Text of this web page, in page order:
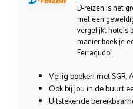
D-reizen is het
met een
vergelijkt hotels
manier boek je
Ferragudo!
Veilig boeken met SGR,
Ook bij jou in de buurt
Uitstekende